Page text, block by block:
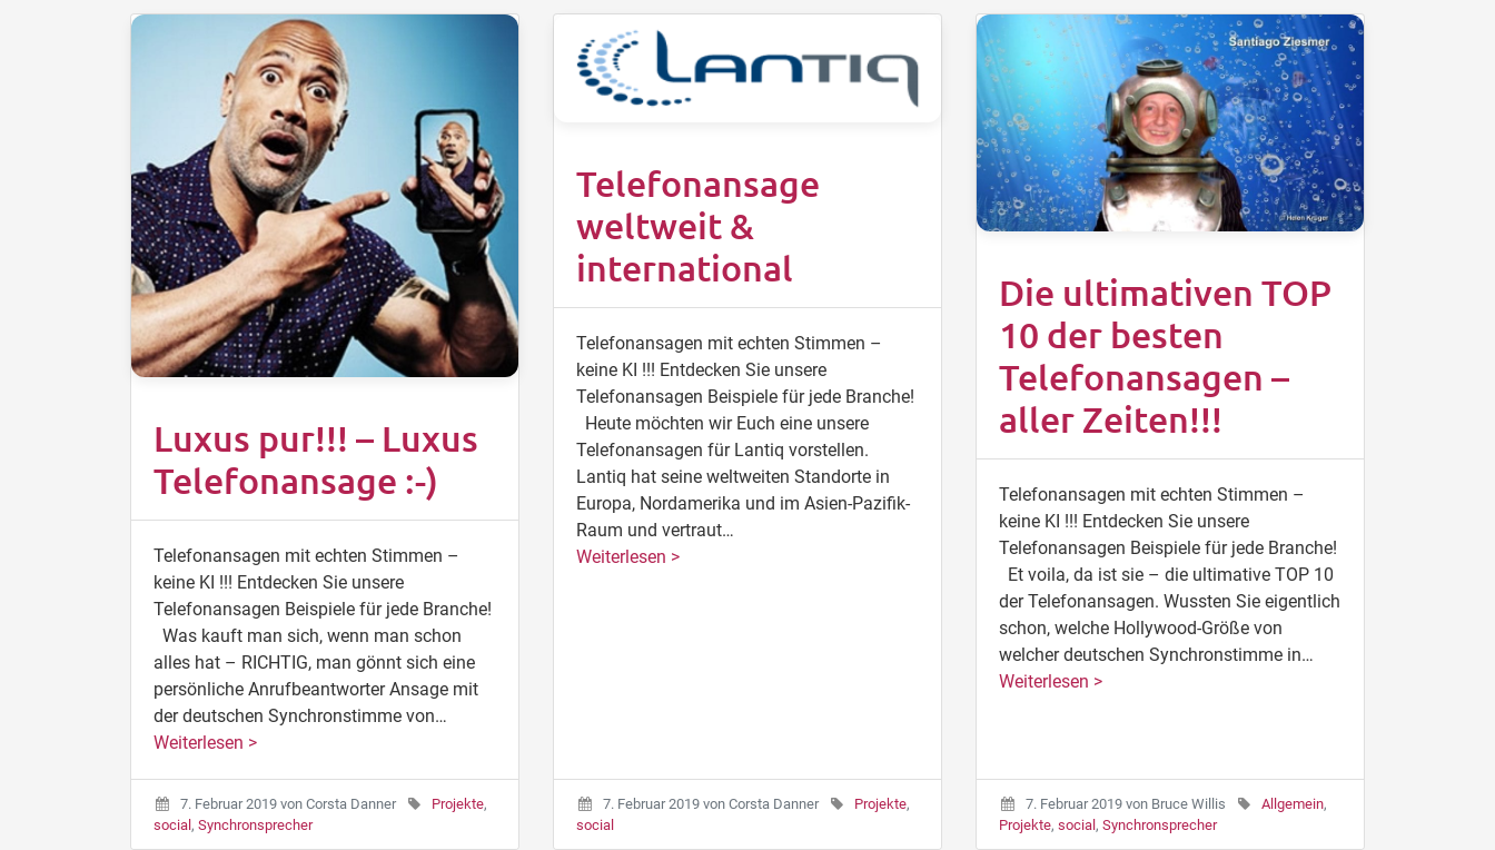
Luxus pur!!! – Luxus
Telefonansage :-)
Telefonansagen mit echten Stimmen –
keine KI !!! Entdecken Sie unsere
Telefonansagen Beispiele für jede Branche!
Was kauft man sich, wenn man schon
alles hat – RICHTIG, man gönnt sich eine
persönliche Anrufbeantworter Ansage mit
der deutschen Synchronstimme von…
Weiterlesen >
7. Februar 2019 von Corsta Danner Projekte,
social , Synchronsprecher
Telefonansage
weltweit &
international
Telefonansagen mit echten Stimmen –
keine KI !!! Entdecken Sie unsere
Telefonansagen Beispiele für jede Branche!
Heute möchten wir Euch eine unsere
Telefonansagen für Lantiq vorstellen.
Lantiq hat seine weltweiten Standorte in
Europa, Nordamerika und im Asien-Pazifik-
Raum und vertraut…
Weiterlesen >
7. Februar 2019 von Corsta Danner Projekte,
social
Die ultimativen TOP
10 der besten
Telefonansagen –
aller Zeiten!!!
Telefonansagen mit echten Stimmen –
keine KI !!! Entdecken Sie unsere
Telefonansagen Beispiele für jede Branche!
Et voila, da ist sie – die ultimative TOP 10
der Telefonansagen. Wussten Sie eigentlich
schon, welche Hollywood-Größe von
welcher deutschen Synchronstimme in…
Weiterlesen >
7. Februar 2019 von Bruce Willis Allgemein,
Projekte, social , Synchronsprecher